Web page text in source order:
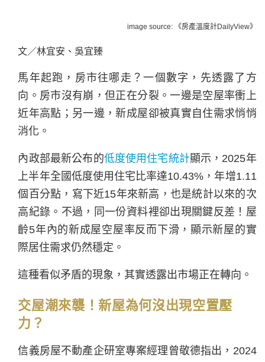
image source: 《房產溫度計DailyView》
文／林宜安、吳宜臻
馬年起跑，房市往哪走？一個數字，先透露了方
向。房市沒有崩，但正在分裂。一邊是空屋率衝上
近年高點；另一邊，新成屋卻被真實自住需求悄悄
消化。
內政部最新公布的低度使用住宅統計顯示，2025年
上半年全國低度使用住宅比率達10.43%，年增1.11
個百分點，寫下近15年來新高，也是統計以來的次
高紀錄。不過，同一份資料裡卻出現關鍵反差！屋
齡5年內的新成屋空屋率反而下滑，顯示新屋的實
際居住需求仍然穩定。
這種看似矛盾的現象，其實透露出市場正在轉向。
交屋潮來襲！新屋為何沒出現空置壓
力？
信義房屋不動產企研室專案經理曾敬德指出，2024